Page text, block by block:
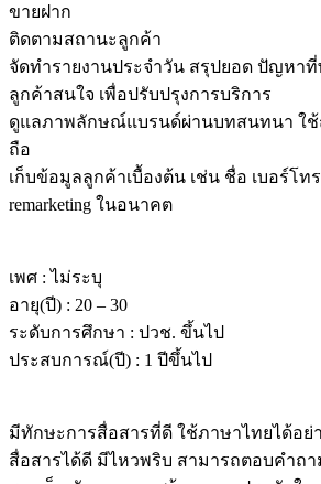
ขายฝาก
ติดตามสถานะลูกค้า
จัดทำรายงานประจำวัน สรุปยอด ปัญหา
ลูกค้าสนใจ เพื่อปรับปรุงการบริการ
ดูแลภาพลักษณ์แบรนด์ผ่านบทสนทนา ใช้
ถือ
เก็บข้อมูลลูกค้าเบื้องต้น เช่น ชื่อ เบอร์โท
remarketing ในอนาคต
เพศ : ไม่ระบุ
อายุ(ปี) : 20 – 30
ระดับการศึกษา : ปวช. ขึ้นไป
ประสบการณ์(ปี) : 1 ปีขึ้นไป
มีทักษะการสื่อสารที่ดี ใช้ภาษาไทยได้อย่
สื่อสารได้ดี มีไหวพริบ สามารถตอบคำถา